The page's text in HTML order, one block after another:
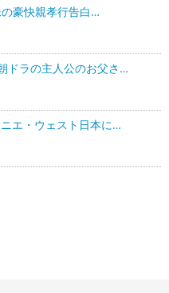
豪快親孝行告白…
ドラの主人公のお父さ…
エ・ウェスト日本に…